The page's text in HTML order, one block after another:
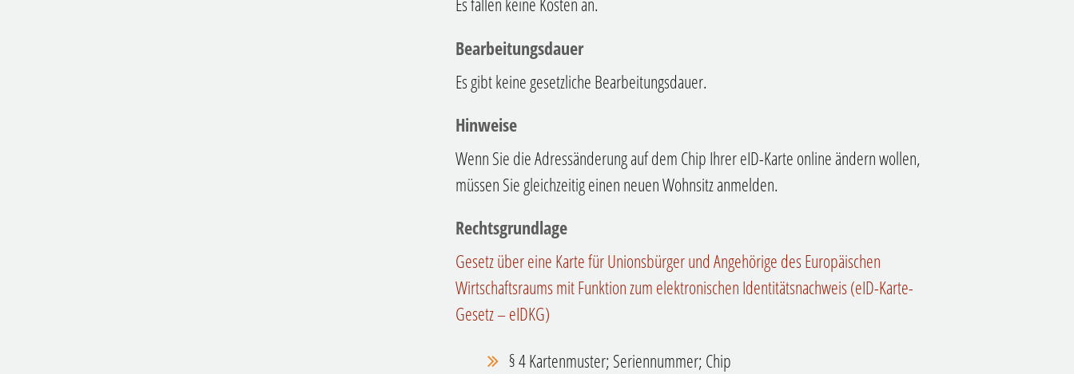
Bearbeitungsdauer
Es gibt keine gesetzliche Bearbeitungsdauer.
Hinweise
Wenn Sie die Adressänderung auf dem Chip Ihrer eID-Karte online ändern wollen,
müssen Sie gleichzeitig einen neuen Wohnsitz anmelden.
Rechtsgrundlage
Gesetz über eine Karte für Unionsbürger und Angehörige des Europäischen
Wirtschaftsraums mit Funktion zum elektronischen Identitätsnachweis (eID-Karte-
Gesetz – eIDKG)
§ 4 Kartenmuster; Seriennummer; Chip